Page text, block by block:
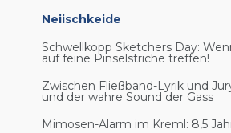
Neiischkeide
Schwellkopp Sketchers Day:
auf feine Pinselstriche treffen!
Zwischen Fließband-Lyrik und
und der wahre Sound der Gass
Mimosen-Alarm im Kreml: 8,5